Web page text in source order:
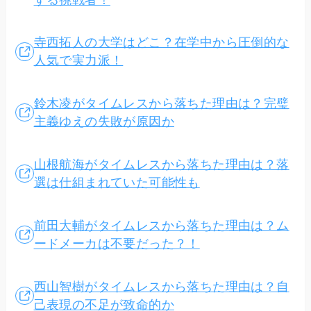
寺西拓人の大学はどこ？在学中から圧倒的な
人気で実力派！
鈴木凌がタイムレスから落ちた理由は？完璧
主義ゆえの失敗が原因か
山根航海がタイムレスから落ちた理由は？落
選は仕組まれていた可能性も
前田大輔がタイムレスから落ちた理由は？ム
ードメーカは不要だった？！
西山智樹がタイムレスから落ちた理由は？自
己表現の不足が致命的か